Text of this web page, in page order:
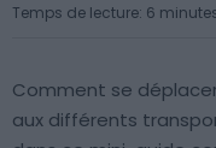
Temps de lecture: 6
Comment se
aux différents